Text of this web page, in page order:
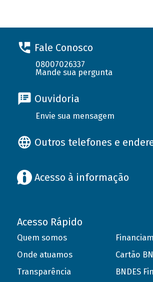
Fale Conosco
08007026337
Mande sua pergunta
Ouvidoria
Envie sua mensagem
Outros telefones e
Acesso à informação
Acesso Rápido
Quem somos
Onde atuamos
Transparência
Cartão
BNDES